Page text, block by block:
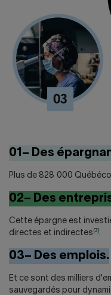
01– Des
Plus de 828 000
02– Des
Cette épargne est
directes et indirectes [3] .
03– Des emplois.
Et ce sont des milliers
sauvegardés pour